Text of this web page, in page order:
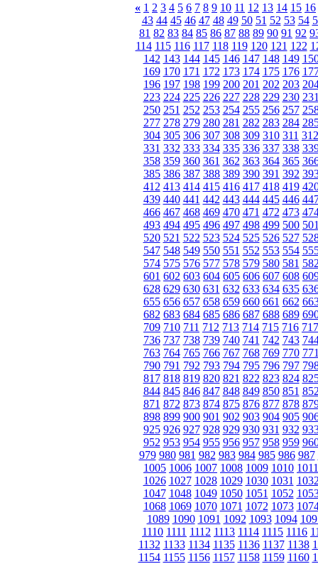
« 1 2 3 4 5 6 7 8 9 10 11 12 13 14 15 16
43 44 45 46 47 48 49 50 51 52 53 54
81 82 83 84 85 86 87 88 89 90 91 92
114 115 116 117 118 119 120 121 122
142 143 144 145 146 147 148 149
169 170 171 172 173 174 175 176
196 197 198 199 200 201 202 203
223 224 225 226 227 228 229 230
250 251 252 253 254 255 256 257
277 278 279 280 281 282 283 284
304 305 306 307 308 309 310 311 312
331 332 333 334 335 336 337 338
358 359 360 361 362 363 364 365
385 386 387 388 389 390 391 392
412 413 414 415 416 417 418 419
439 440 441 442 443 444 445 446
466 467 468 469 470 471 472 473
493 494 495 496 497 498 499 500
520 521 522 523 524 525 526 527
547 548 549 550 551 552 553 554
574 575 576 577 578 579 580 581
601 602 603 604 605 606 607 608
628 629 630 631 632 633 634 635
655 656 657 658 659 660 661 662
682 683 684 685 686 687 688 689
709 710 711 712 713 714 715 716 717
736 737 738 739 740 741 742 743
763 764 765 766 767 768 769 770
790 791 792 793 794 795 796 797
817 818 819 820 821 822 823 824
844 845 846 847 848 849 850 851
871 872 873 874 875 876 877 878
898 899 900 901 902 903 904 905
925 926 927 928 929 930 931 932
952 953 954 955 956 957 958 959
979 980 981 982 983 984 985 986 987
1005 1006 1007 1008 1009 1010 1011
1026 1027 1028 1029 1030 1031
1047 1048 1049 1050 1051 1052
1068 1069 1070 1071 1072 1073
1089 1090 1091 1092 1093 1094
1110 1111 1112 1113 1114 1115 1116
1132 1133 1134 1135 1136 1137 1138
1154 1155 1156 1157 1158 1159 1160